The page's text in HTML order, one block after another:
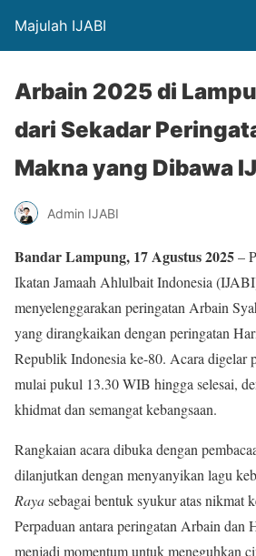
Majulah IJABI
Arbain 2025 di
dari Sekadar
Makna yang Dibawa
Admin IJABI
Bandar Lampung, 17 Agustus 2025–
Ikatan Jamaah Ahlulbait Indonesia
menyelenggarakan peringatan Arbain
yang dirangkaikan dengan peringatan
Republik Indonesia ke-80. Acara digelar
mulai pukul 13.30 WIB hingga selesai,
khidmat dan semangat kebangsaan.
Rangkaian acara dibuka dengan
dilanjutkan dengan menyanyikan lagu
Rayasebagai bentuk syukur atas nikmat
Perpaduan antara peringatan Arbain dan
menjadi momentum untuk meneguhkan